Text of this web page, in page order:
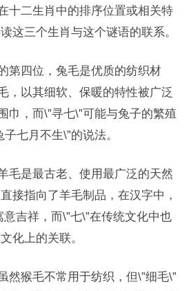
十二生肖中的排序位置或相关特
这三个生肖与这个谜语的联系。
第四位，兔毛是优质的纺织材
，以其细软、保暖的特性被广泛
巾，而\”寻七\”可能与兔子的繁殖
七月不生\”的说法。
毛是最古老、使用最广泛的天然
接指向了羊毛制品，在汉字中，
意吉祥，而\”七\”在传统文化中也
化上的关联。
然猴毛不常用于纺织，但\”细毛\”